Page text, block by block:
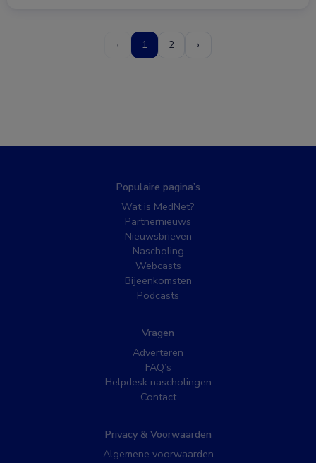
‹ 1 2 ›
Populaire pagina’s
Wat is MedNet?
Partnernieuws
Nieuwsbrieven
Nascholing
Webcasts
Bijeenkomsten
Podcasts
Vragen
Adverteren
FAQ’s
Helpdesk nascholingen
Contact
Privacy & Voorwaarden
Algemene voorwaarden